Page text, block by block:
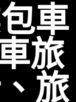
車
旅
旅